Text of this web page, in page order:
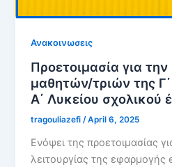
Ανακοινωσεις
Προετοιμασία για
μαθητών/τριών της
Α΄ Λυκείου σχολικού
tragouliazefi/April 6, 2025
Ενόψει της προετοιμασίας
λειτουργίας της εφαρμογής